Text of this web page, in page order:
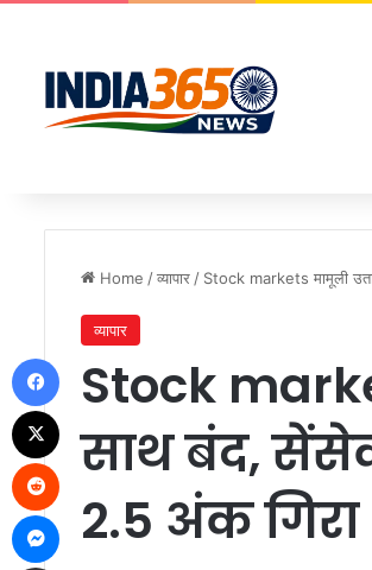
Home /व्यापार / Stock markets मामूली
व्यापार
Stock
साथ बंद,
2.5 अंक गिरा
Reddit
Messenger